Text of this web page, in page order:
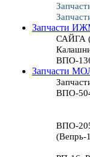
Запчасти
САЙГА
ВПО-
Запчасти
ВПО-
ВПО-